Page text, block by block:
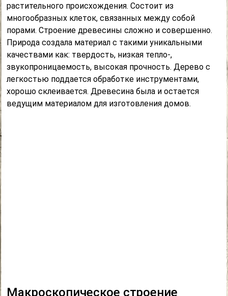
растительного происхождения. Состоит из
многообразных клеток, связанных между собой
порами. Строение древесины сложно и совершенно.
Природа создала материал с такими уникальными
качествами как: твердость, низкая тепло-,
звукопроницаемость, высокая прочность. Дерево с
легкостью поддается обработке инструментами,
хорошо склеивается. Древесина была и остается
ведущим материалом для изготовления домов.
Макроскопическое строение